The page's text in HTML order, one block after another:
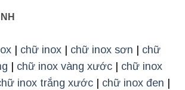
chữ inox chữ inox sơn
chữ
chữ inox vàng xước
chữ inox
inox trắng xước chữ inox đen